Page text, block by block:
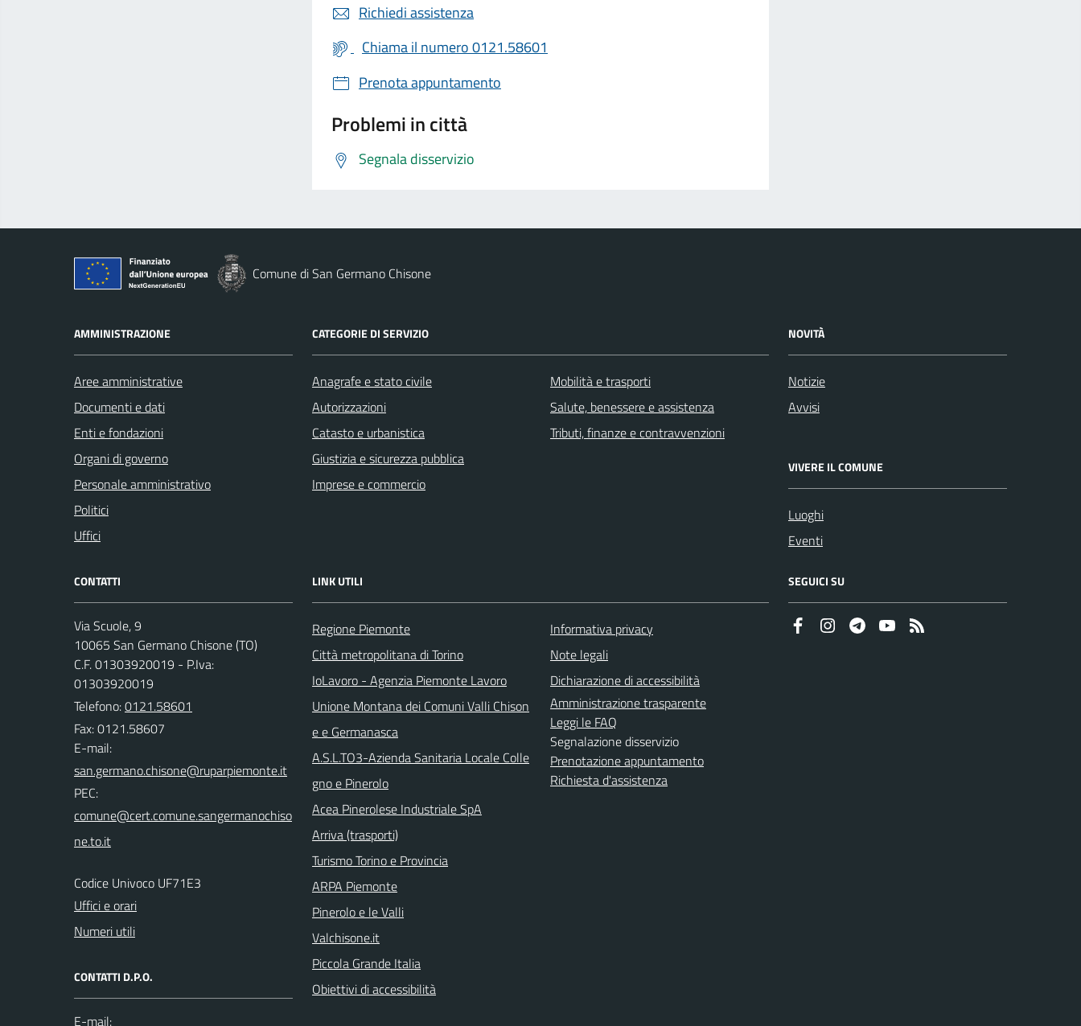
Richiedi assistenza
Chiama il numero 0121.58601
Prenota appuntamento
Problemi in città
Segnala disservizio
Comune di San Germano Chisone
AMMINISTRAZIONE
Aree amministrative
Documenti e dati
Enti e fondazioni
Organi di governo
Personale amministrativo
Politici
Uffici
CATEGORIE DI SERVIZIO
Anagrafe e stato civile
Autorizzazioni
Catasto e urbanistica
Giustizia e sicurezza pubblica
Imprese e commercio
Mobilità e trasporti
Salute, benessere e assistenza
Tributi, finanze e contravvenzioni
NOVITÀ
Notizie
Avvisi
VIVERE IL COMUNE
Luoghi
Eventi
CONTATTI
Via Scuole, 9
10065 San Germano Chisone (TO)
C.F. 01303920019 - P.Iva:
01303920019
Telefono:0121.58601
Fax: 0121.58607
E-mail:
PEC:
Codice Univoco UF71E3
Uffici e orari
Numeri utili
CONTATTI D.P.O.
E-mail:
LINK UTILI
Regione Piemonte
Città metropolitana di Torino
IoLavoro - Agenzia Piemonte Lavoro
Unione Montana dei Comuni Valli Chison
e e Germanasca
A.S.L.TO3-Azienda Sanitaria Locale Colle
gno e Pinerolo
Acea Pinerolese Industriale SpA
Arriva (trasporti)
Turismo Torino e Provincia
ARPA Piemonte
Pinerolo e le Valli
Valchisone.it
Piccola Grande Italia
Obiettivi di accessibilità
Informativa privacy
Note legali
Dichiarazione di accessibilità
Amministrazione trasparente
Leggi le FAQ
Segnalazione disservizio
Prenotazione appuntamento
Richiesta d'assistenza
SEGUICI SU